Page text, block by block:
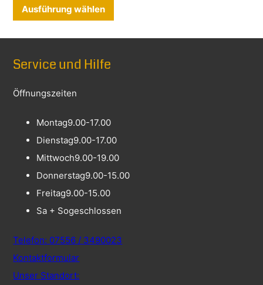
Ausführung wählen
Service und Hilfe
Öffnungszeiten
Montag9.00-17.00
Dienstag9.00-17.00
Mittwoch9.00-19.00
Donnerstag9.00-15.00
Freitag9.00-15.00
Sa + Sogeschlossen
Telefon: 07556 / 3490023
Kontaktformular
Unser Standort: